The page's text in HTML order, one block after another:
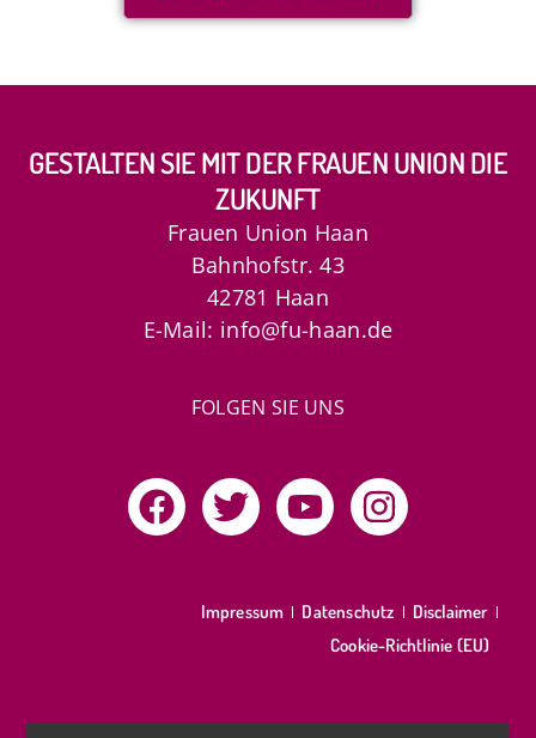
GESTALTEN SIE MIT DER FRAUEN UNION DIE
ZUKUNFT
Frauen Union Haan
Bahnhofstr. 43
42781 Haan
E-Mail: info@fu-haan.de
FOLGEN SIE UNS
Impressum Datenschutz
Disclaimer
Cookie-Richtlinie (EU)